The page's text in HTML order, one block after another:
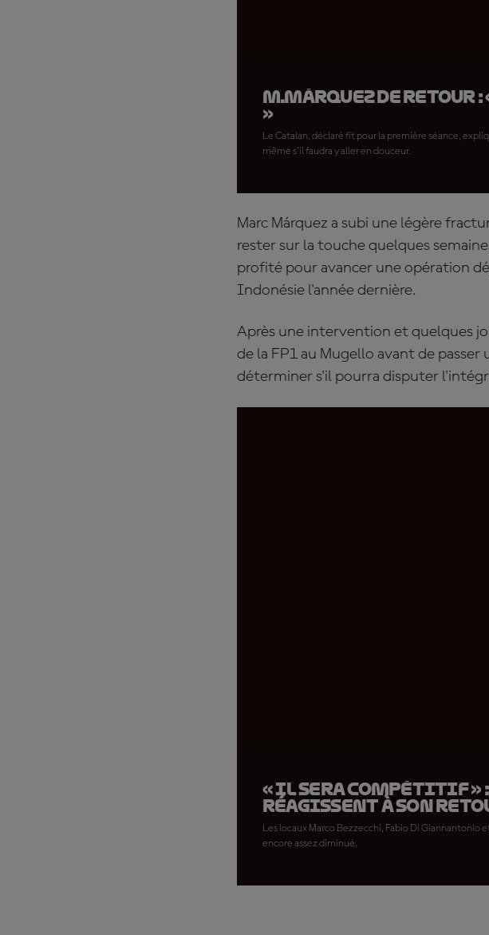
M.Márquez de retour :
»
Le Catalan, déclaré fit pour la première séance,
même s'il faudra y aller en douceur.
Marc Márquez a subi une légère
rester sur la touche quelques
profité pour avancer une opération
Indonésie l'année dernière.
Après une intervention et quelques
de la FP1 au Mugello avant de
déterminer s'il pourra disputer
« Il sera compétitif » :
réagissent à son
Les locaux Marco Bezzecchi, Fabio Di Giannantonio
encore assez diminué.